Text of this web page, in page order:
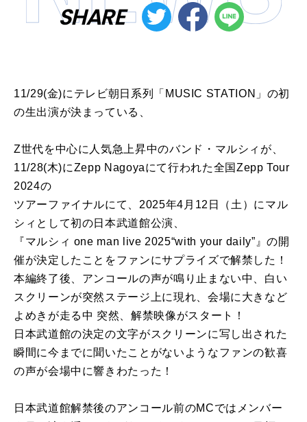
SHARE
11/29(金)にテレビ朝日系列「MUSIC STATION」の初
の生出演が決まっている、
Z世代を中心に人気急上昇中のバンド・マルシィが、
11/28(木)にZepp Nagoyaにて行われた全国Zepp Tour
2024の
ツアーファイナルにて、2025年4月12日（土）にマル
シィとして初の日本武道館公演、
『マルシィ one man live 2025“with your daily”』の開
催が決定したことをファンにサプライズで解禁した！
本編終了後、アンコールの声が鳴り止まない中、白い
スクリーンが突然ステージ上に現れ、会場に大きなど
よめきが走る中 突然、解禁映像がスタート！
日本武道館の決定の文字がスクリーンに写し出された
瞬間に今までに聞いたことがないようなファンの歓喜
の声が会場中に響きわたった！
日本武道館解禁後のアンコール前のMCではメンバー